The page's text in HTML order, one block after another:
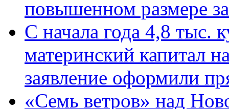
повышенном размере
С начала года 4,8 тыс.
материнский капитал
заявление оформили
«Семь ветров» над